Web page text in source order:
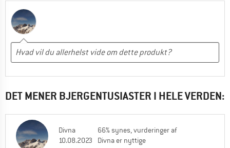
DET MENER BJERGENTUSIASTER I HELE VERDEN:
Divna
10.08.2023
66% synes, vurderinger af
Divna er nyttige